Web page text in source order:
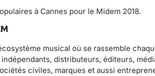
à Cannes pour le Midem 2018.
musical où se rassemble
distributeurs, éditeurs,
civiles, marques et aussi